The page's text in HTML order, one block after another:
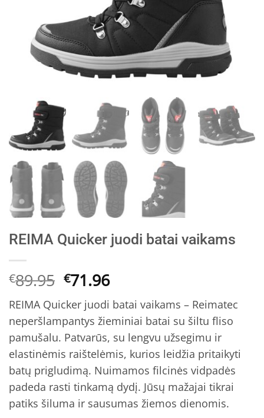
REIMA Quicker juodi batai vaikams
€89.95 Original
price
was:
€89.95.
€71.96Current
price
is:
€71.96.
REIMA Quicker juodi batai vaikams – Reimatec
neperšlampantys žieminiai batai su šiltu fliso
pamušalu. Patvarūs, su lengvu užsegimu ir
elastinėmis raištelėmis, kurios leidžia pritaikyti
batų prigludimą. Nuimamos filcinės vidpadės
padeda rasti tinkamą dydį. Jūsų mažajai tikrai
patiks šiluma ir sausumas žiemos dienomis.